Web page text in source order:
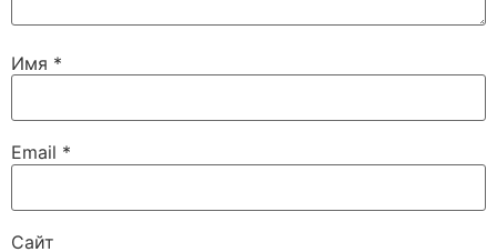
Имя *
Email *
Сайт